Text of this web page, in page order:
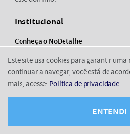
Institucional
Conheça o NoDetalhe
Contato
Equipe
Sobre a WebGo Content
Este site usa cookies para garantir uma
continuar a navegar, você está de
mais, acesse: Política de privacidade
ENTENDI